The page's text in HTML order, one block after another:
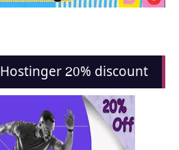
Hostinger 20% discount